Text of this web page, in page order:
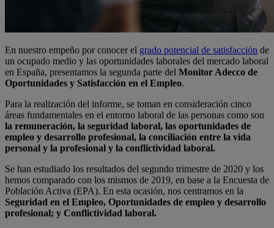
En nuestro empeño por conocer el grado potencial de satisfacción de
un ocupado medio y las oportunidades laborales del mercado laboral
en España, presentamos la segunda parte del Monitor Adecco de
Oportunidades y Satisfacción en el Empleo.
Para la realización del informe, se toman en consideración cinco
áreas fundamentales en el entorno laboral de las personas como son
la remuneración, la seguridad laboral, las oportunidades de
empleo y desarrollo profesional, la conciliación entre la vida
personal y la profesional y la conflictividad laboral.
Se han estudiado los resultados del segundo trimestre de 2020 y los
hemos comparado con los mismos de 2019, en base a la Encuesta de
Población Activa (EPA). En esta ocasión, nos centramos en la
Seguridad en el Empleo, Oportunidades de empleo y desarrollo
profesional; y Conflictividad laboral.